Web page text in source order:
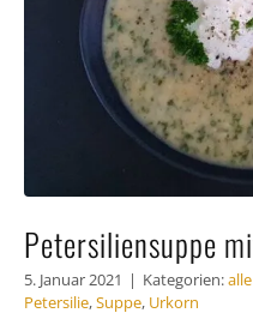
Petersiliensuppe
5. Januar 2021 | Kategorien:
Petersilie,Suppe, Urkorn